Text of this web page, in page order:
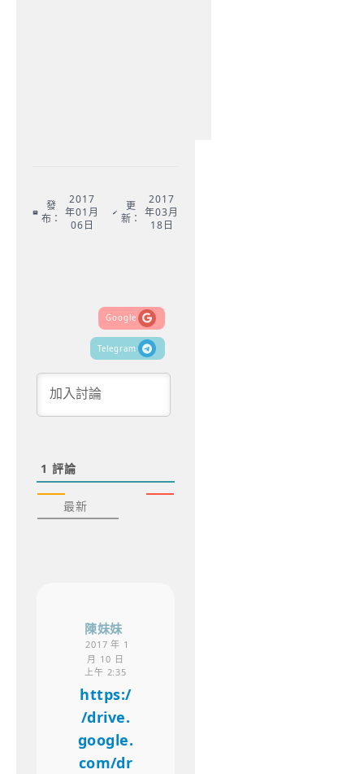
發
布：
2017
年01月
06日
更
新：
2017
年03月
18日
1 評論
最新
陳妹妹
2017 年 1
月 10 日
上午 2:35
https:/
/drive.
google.
com/dr